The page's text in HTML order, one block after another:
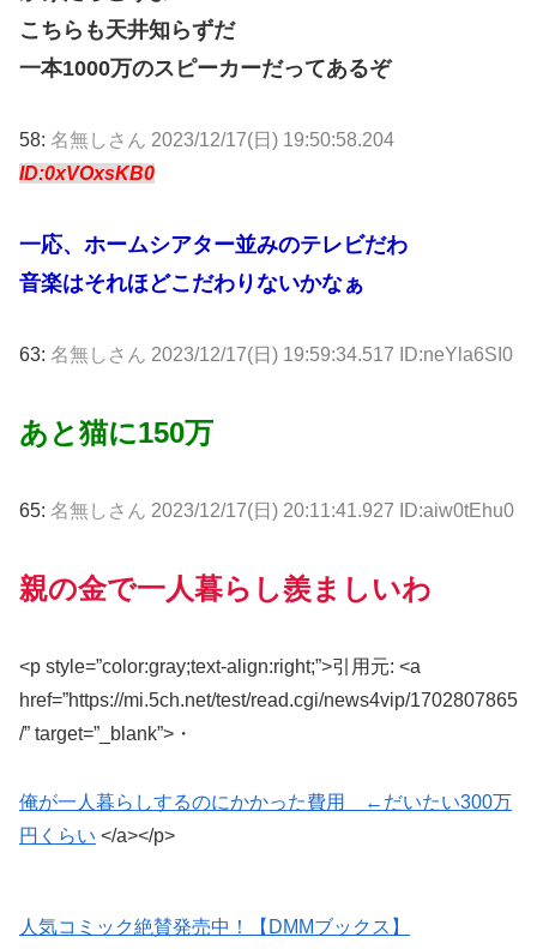
こちらも天井知らずだ
一本1000万のスピーカーだってあるぞ
58: 名無しさん 2023/12/17(日) 19:50:58.204
ID:0xVOxsKB0
一応、ホームシアター並みのテレビだわ
音楽はそれほどこだわりないかなぁ
63: 名無しさん 2023/12/17(日) 19:59:34.517 ID:neYla6SI0
あと猫に150万
65: 名無しさん 2023/12/17(日) 20:11:41.927 ID:aiw0tEhu0
親の金で一人暮らし羨ましいわ
<p style=”color:gray;text-align:right;”>引用元: <a
href=”https://mi.5ch.net/test/read.cgi/news4vip/1702807865
/” target=”_blank”>・
俺が一人暮らしするのにかかった費用 ←だいたい300万
円くらい </a></p>
人気コミック絶賛発売中！【DMMブックス】